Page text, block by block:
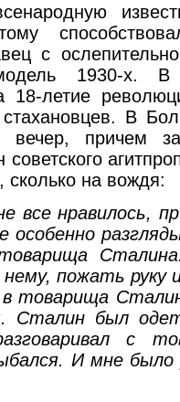
с
1930-х.
18-летие
В
вечер, причем
сколько на вождя:
нравилось,
пожать руку
товарища
Сталин был
с
И мне